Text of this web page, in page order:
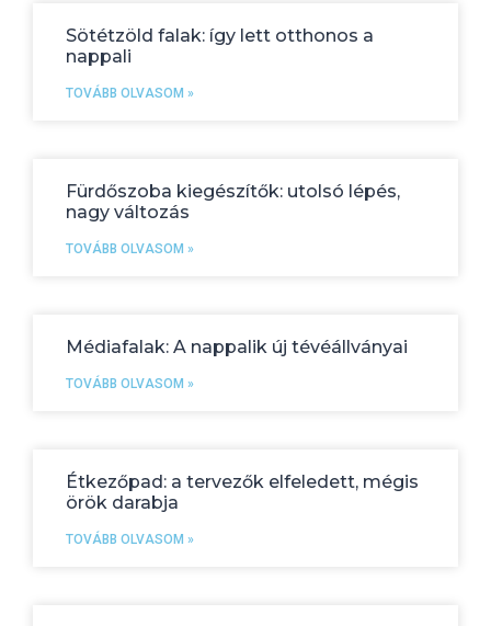
Sötétzöld falak: így lett otthonos a
nappali
TOVÁBB OLVASOM »
Fürdőszoba kiegészítők: utolsó lépés,
nagy változás
TOVÁBB OLVASOM »
Médiafalak: A nappalik új tévéállványai
TOVÁBB OLVASOM »
Étkezőpad: a tervezők elfeledett, mégis
örök darabja
TOVÁBB OLVASOM »